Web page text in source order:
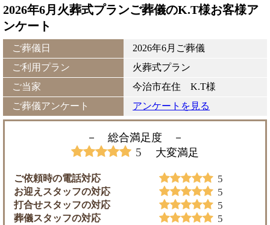
2026年6月火葬式プランご葬儀のK.T様お客様ア
ンケート
ご葬儀日
2026年6月ご葬儀
ご利用プラン
火葬式プラン
ご当家
今治市在住 K.T様
ご葬儀アンケート
アンケートを見る
－ 総合満足度 －
5 大変満足
ご依頼時の電話対応 5
お迎えスタッフの対応 5
打合せスタッフの対応 5
葬儀スタッフの対応 5